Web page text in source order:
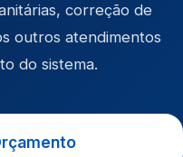
correção de
outros atendimentos
do sistema.